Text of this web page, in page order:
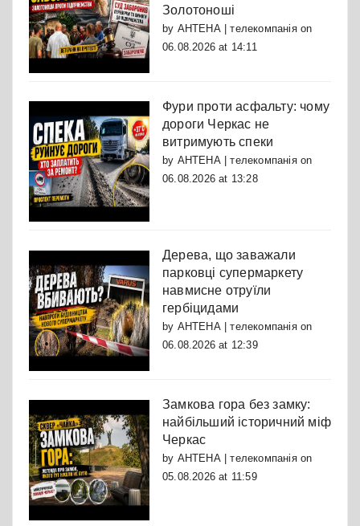
Золотоноші
by АНТЕНА | телекомпаніяon
06.08.2026 at 14:11
Фури проти асфальту: чому
дороги Черкас не
витримують спеки
by АНТЕНА | телекомпаніяon
06.08.2026 at 13:28
Дерева, що заважали
парковці супермаркету
навмисне отруїли
гербіцидами
by АНТЕНА | телекомпаніяon
06.08.2026 at 12:39
Замкова гора без замку:
найбільший історичний міф
Черкас
by АНТЕНА | телекомпаніяon
05.08.2026 at 11:59